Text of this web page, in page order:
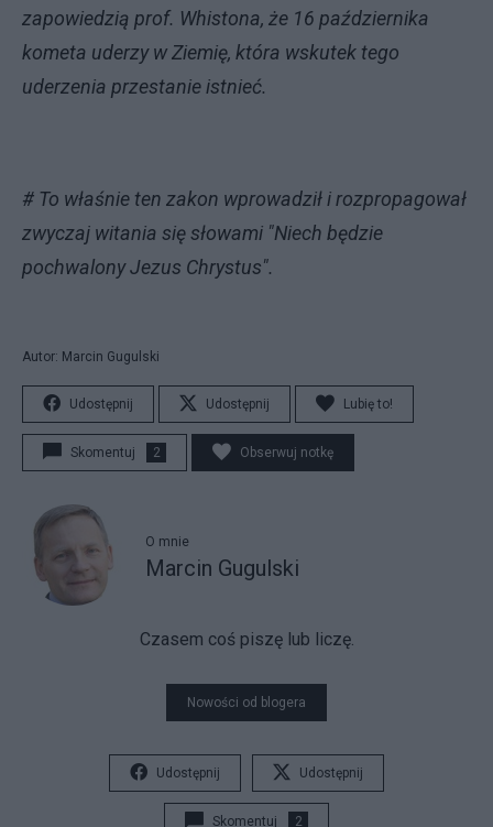
zapowiedzią prof. Whistona, że 16 października
kometa uderzy w Ziemię, która wskutek tego
uderzenia przestanie istnieć.
# To właśnie ten zakon wprowadził i rozpropagował
zwyczaj witania się słowami "Niech będzie
pochwalony Jezus Chrystus".
Autor: Marcin Gugulski
Udostępnij Udostępnij Lubię to!
Skomentuj 2 Obserwuj notkę
O mnie
Marcin Gugulski
Czasem coś piszę lub liczę.
Nowości od blogera
Udostępnij Udostępnij
Skomentuj 2